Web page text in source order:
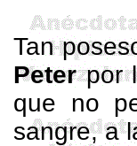
Tan
Peterpor
que no
sangre, a